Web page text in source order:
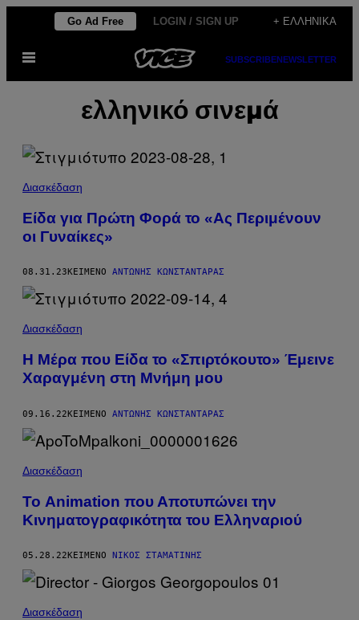
Μετάβαση
περιεχόμενο
Go Ad Free LOGIN / SIGN UP + ΕΛΛΗΝΙΚΆ
Ανοίξτε
μενού
SUBSCRIBENEWSLETTER
ελληνικό σινεμά
Διασκέδαση
Είδα για Πρώτη Φορά το «Ας Περιμένουν
οι Γυναίκες»
08.31.23 ΚΕΊΜΕΝΟ ΑΝΤΏΝΗΣ ΚΩΝΣΤΑΝΤΆΡΑΣ
Διασκέδαση
Η Μέρα που Είδα το «Σπιρτόκουτο» Έμεινε
Χαραγμένη στη Μνήμη μου
09.16.22ΚΕΊΜΕΝΟ ΑΝΤΏΝΗΣ ΚΩΝΣΤΑΝΤΆΡΑΣ
Διασκέδαση
Το Animation που Αποτυπώνει την
Κινηματογραφικότητα του Ελληναριού
05.28.22 ΚΕΊΜΕΝΟ ΝΊΚΟΣ ΣΤΑΜΑΤΊΝΗΣ
Διασκέδαση